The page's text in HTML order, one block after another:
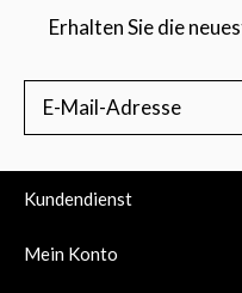
Erhalten Sie die
Kundendienst
Mein Konto